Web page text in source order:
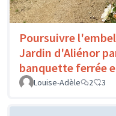
Poursuivre
Jardin d'Aliénor
banquette ferrée
Louise-Adèle 2 3